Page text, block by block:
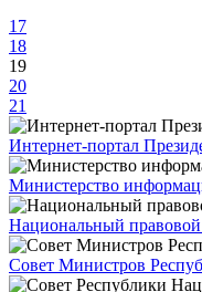
17
18
19
20
21
Интернет-портал
Министерство
Национальный правовой
Совет Министров